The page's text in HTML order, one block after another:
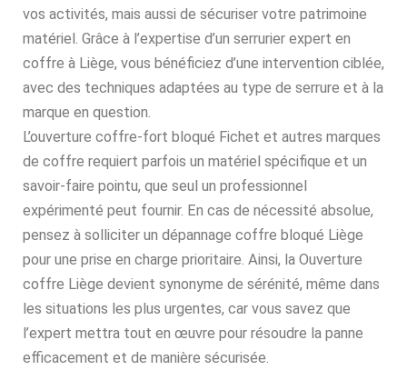
vos activités, mais aussi de sécuriser votre patrimoine
matériel. Grâce à l’expertise d’un serrurier expert en
coffre à Liège, vous bénéficiez d’une intervention ciblée,
avec des techniques adaptées au type de serrure et à la
marque en question.
L’ouverture coffre-fort bloqué Fichet et autres marques
de coffre requiert parfois un matériel spécifique et un
savoir-faire pointu, que seul un professionnel
expérimenté peut fournir. En cas de nécessité absolue,
pensez à solliciter un dépannage coffre bloqué Liège
pour une prise en charge prioritaire. Ainsi, la Ouverture
coffre Liège devient synonyme de sérénité, même dans
les situations les plus urgentes, car vous savez que
l’expert mettra tout en œuvre pour résoudre la panne
efficacement et de manière sécurisée.